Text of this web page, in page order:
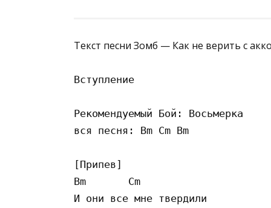
Текст песни Зомб — Как не верить с
Вступление
Рекомендуемый Бой: Восьмерка
вся песня: Bm Cm Bm
[Припев]
Bm       Cm
И они все мне твердили